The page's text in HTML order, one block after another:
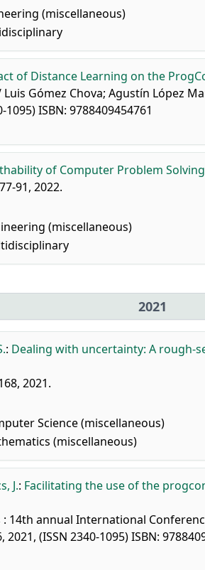
(miscellaneous)
of Distance Learning on the
Gómez Chova; Agustín López
1095) ISBN: 9788409454761
of Computer Problem
91, 2022.
(miscellaneous)
2021
: Dealing with uncertainty: A rough-
2021.
Science (miscellaneous)
(miscellaneous)
J.: Facilitating the use of the
: 14th annual International
2021, (ISSN 2340-1095) ISBN: